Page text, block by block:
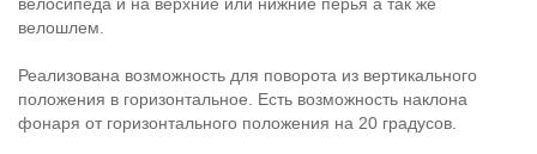
велосипеда и на верхние или нижние перья а так же
велошлем.
Реализована возможность для поворота из вертикального
положения в горизонтальное. Есть возможность наклона
фонаря от горизонтального положения на 20 градусов.